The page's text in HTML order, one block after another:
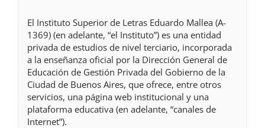
El Instituto Superior de Letras Eduardo Mallea (A-
1369) (en adelante, “el Instituto”) es una entidad
privada de estudios de nivel terciario, incorporada
a la enseñanza oficial por la Dirección General de
Educación de Gestión Privada del Gobierno de la
Ciudad de Buenos Aires, que ofrece, entre otros
servicios, una página web institucional y una
plataforma educativa (en adelante, “canales de
Internet”).